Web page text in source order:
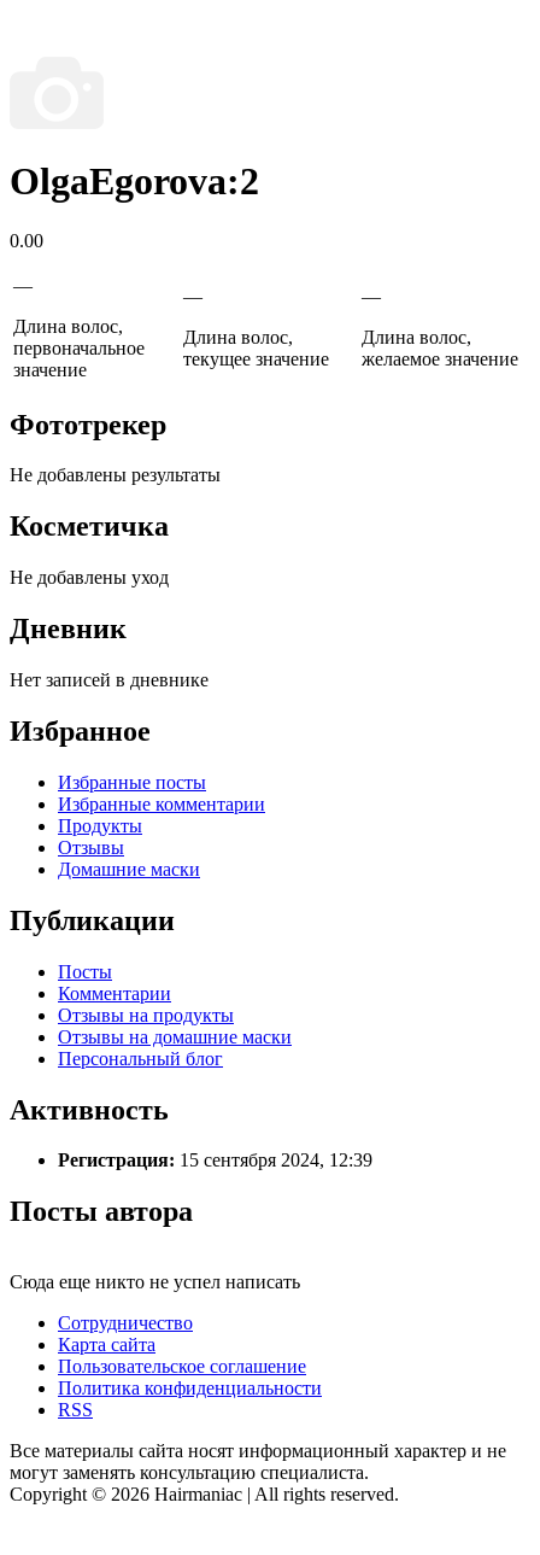
OlgaEgorova:2
0.00
—
Длина волос,
первоначальное
значение
—
Длина волос,
текущее значение
—
Длина волос,
желаемое значение
Фототрекер
Не добавлены результаты
Косметичка
Не добавлены уход
Дневник
Нет записей в дневнике
Избранное
Избранные посты
Избранные комментарии
Продукты
Отзывы
Домашние маски
Публикации
Посты
Комментарии
Отзывы на продукты
Отзывы на домашние маски
Персональный блог
Активность
Регистрация: 15 сентября 2024, 12:39
Посты автора
Сюда еще никто не успел написать
Сотрудничество
Карта сайта
Пользовательское соглашение
Политика конфиденциальности
RSS
Все материалы сайта носят информационный характер и не
могут заменять консультацию специалиста.
Copyright © 2026 Hairmaniac | All rights reserved.